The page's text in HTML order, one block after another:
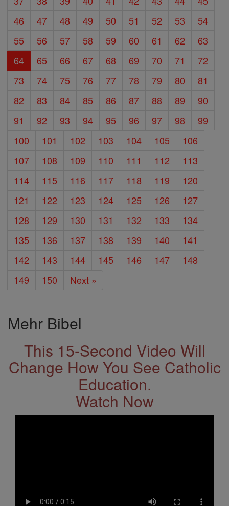
46
47 48 49 50 51 52 53
54
55
56 57 58 59 60 61 62
63
64
65 66 67 68 69 70 71
72
73
74 75 76 77 78 79 80
81
82
83 84 85 86 87 88 89
90
91
92 93 94 95 96 97 98
99
100
101 102 103 104 105
106
107
108 109 110 111 112
113
114
115 116 117 118 119
120
121
122 123 124 125 126
127
128
129 130 131 132 133
134
135
136 137 138 139 140
141
142
143 144 145 146 147
148
149
150 Next »
Mehr Bibel
This 15-Second Video Will
Change How You See Catholic
Education.
Watch Now